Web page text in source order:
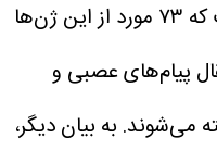
تفاوت دارد. نکته جالب اینجاست که ۷۳ مورد از این ژن‌ها
پیام‌های عصبی و
می‌شوند. به بیان دیگر،